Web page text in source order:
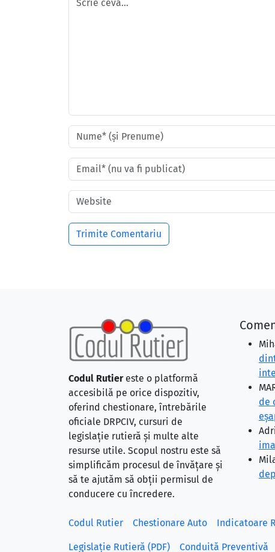
Codul Rutiereste o platformă
accesibilă pe orice dispozitiv,
oferind chestionare, întrebările
oficiale DRPCIV, cursuri de
legislație rutieră și multe alte
resurse utile. Scopul nostru este să
simplificăm procesul de învățare și
să te ajutăm să obții permisul de
conducere cu încredere.
de
Codul Rutier Chestionare Auto Indicatoare
Legislație Rutieră (PDF) Conduită Preventivă